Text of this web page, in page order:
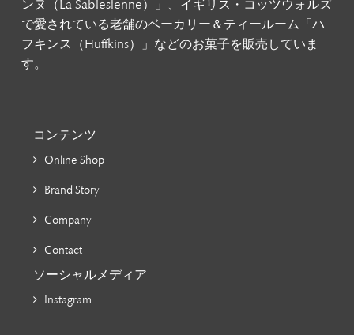
ンヌ（La Sablesienne）」、イギリス・コッツウォルズ
で愛されている老舗のベーカリー＆ティールーム「ハ
フキンス（Huffkins）」などのお菓子を販売していま
す。
コンテンツ
Online Shop
Brand Story
Company
Contact
ソーシャルメディア
Instagram